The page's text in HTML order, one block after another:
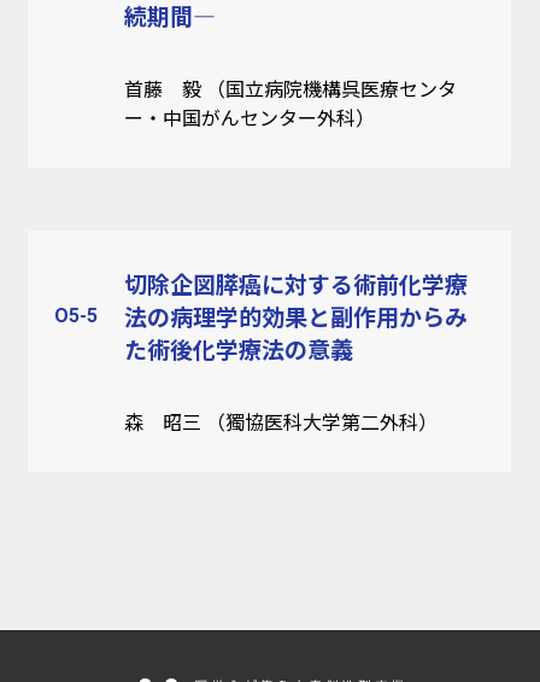
続期間―
首藤 毅 （国立病院機構呉医療センタ
ー・中国がんセンター外科）
O5-5
切除企図膵癌に対する術前化学療
法の病理学的効果と副作用からみ
た術後化学療法の意義
森 昭三 （獨協医科大学第二外科）